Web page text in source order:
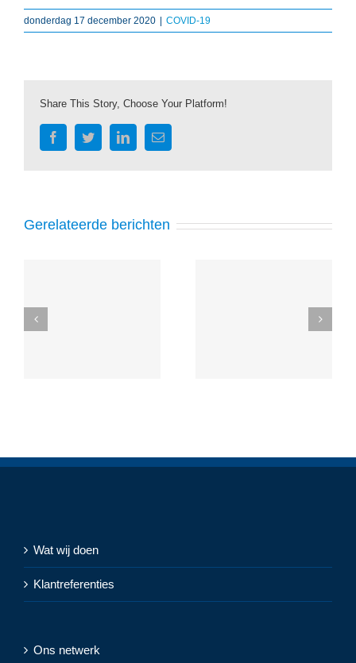
donderdag 17 december 2020 COVID-19
Share This Story, Choose Your Platform!
FacebookTwitterLinkedIn
E-
mail
Gerelateerde berichten
Wat wij doen
Klantreferenties
Ons netwerk